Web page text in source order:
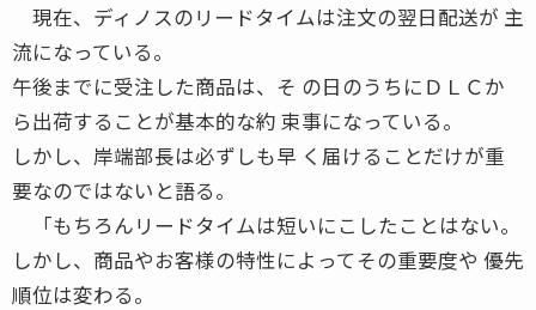
現在、ディノスのリードタイムは注文の翌日配送が 主
流になっている。
午後までに受注した商品は、そ の日のうちにＤＬＣか
ら出荷することが基本的な約 束事になっている。
しかし、岸端部長は必ずしも早 く届けることだけが重
要なのではないと語る。
「もちろんリードタイムは短いにこしたことはない。
しかし、商品やお客様の特性によってその重要度や 優先
順位は変わる。